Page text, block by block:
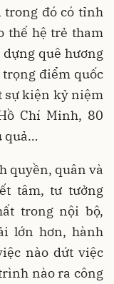
trong đó có tỉnh
thế hệ trẻ tham
dựng quê hương
điểm quốc
sự kiện kỷ niệm
Chí Minh, 80
quả…
quyền, quân và
tâm, tư tưởng
trong nội bộ,
lớn hơn, hành
nào dứt việc
nào ra công